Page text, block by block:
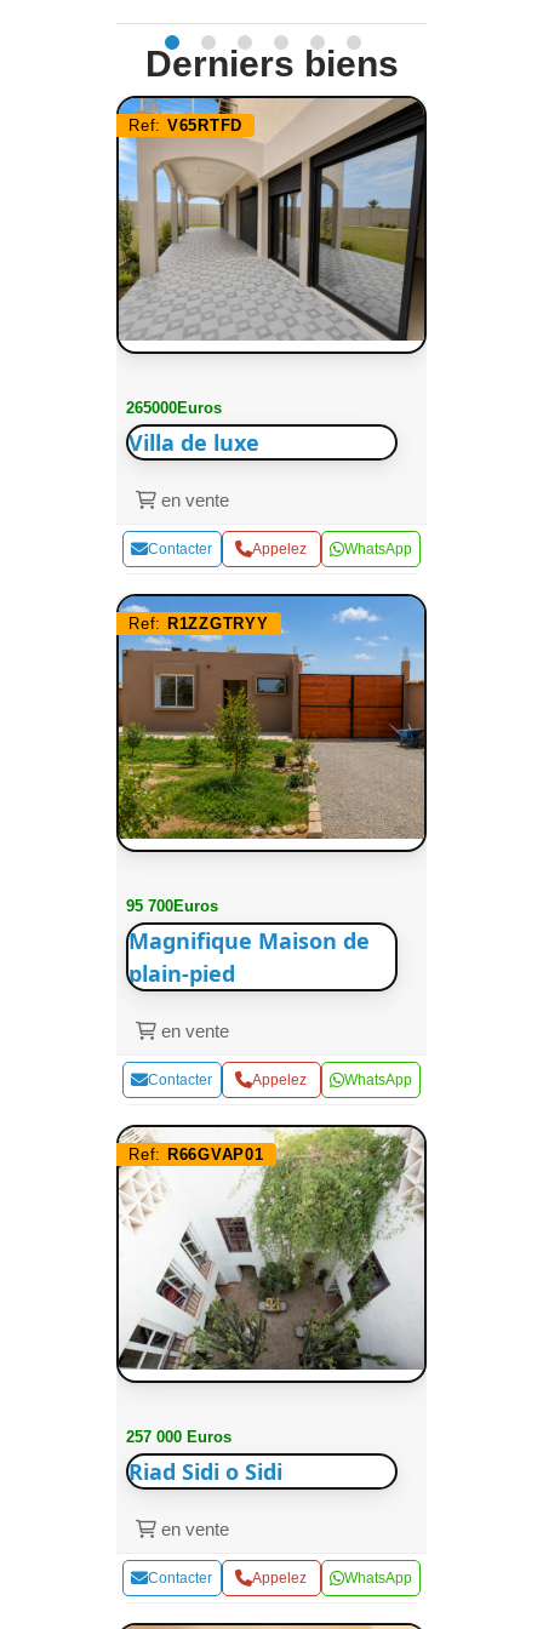
Derniers biens
Ref: V65RTFD
265000Euros
Villa de luxe
en vente
Contacter Appelez WhatsApp
Ref: R1ZZGTRYY
95 700Euros
Magnifique Maison de
plain-pied
en vente
Contacter Appelez WhatsApp
Ref: R66GVAP01
257 000 Euros
Riad Sidi o Sidi
en vente
Contacter Appelez WhatsApp